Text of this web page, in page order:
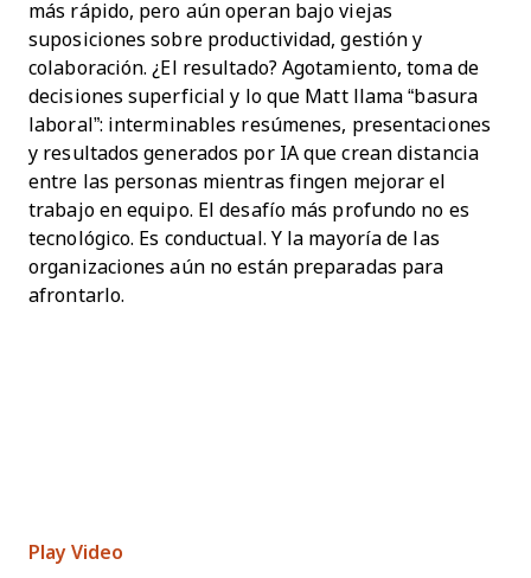
más rápido, pero aún operan bajo viejas
suposiciones sobre productividad, gestión y
colaboración. ¿El resultado? Agotamiento, toma de
decisiones superficial y lo que Matt llama “basura
laboral”: interminables resúmenes, presentaciones
y resultados generados por IA que crean distancia
entre las personas mientras fingen mejorar el
trabajo en equipo. El desafío más profundo no es
tecnológico. Es conductual. Y la mayoría de las
organizaciones aún no están preparadas para
afrontarlo.
Play Video